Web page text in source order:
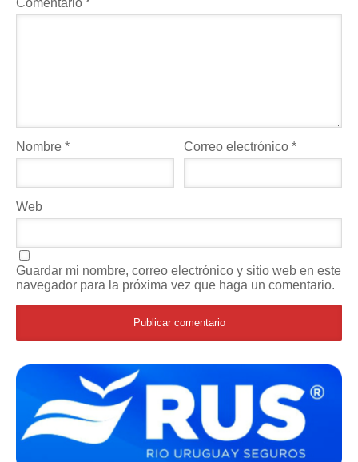
Nombre * Correo electrónico*
Web
Guardar mi nombre, correo electrónico y sitio web en este
navegador para la próxima vez que haga un comentario.